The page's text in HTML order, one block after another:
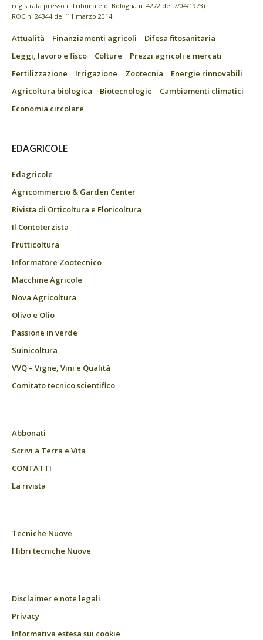
registrata presso il Tribunale di Bologna n. 4272 del 7/04/1973)
ROC n. 24344 dell’11 marzo 2014
Attualità Finanziamenti agricoli
Difesa fitosanitaria
Leggi, lavoro e fisco
Colture
Prezzi agricoli e mercati
Fertilizzazione
Irrigazione Zootecnia
Energie rinnovabili
Agricoltura biologica
Biotecnologie
Cambiamenti climatici
Economia circolare
EDAGRICOLE
Edagricole
Agricommercio & Garden Center
Rivista di Orticoltura e Floricoltura
Il Contoterzista
Frutticoltura
Informatore Zootecnico
Macchine Agricole
Nova Agricoltura
Olivo e Olio
Passione in verde
Suinicoltura
VVQ – Vigne, Vini e Qualità
Comitato tecnico scientifico
Abbonati
Scrivi a Terra e Vita
CONTATTI
La rivista
Tecniche Nuove
I libri tecniche Nuove
Disclaimer e note legali
Privacy
Informativa estesa sui cookie